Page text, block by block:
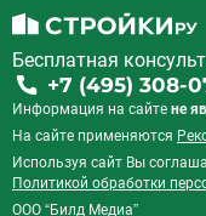
Бесплатная
+7 (495) 308-
Информация на сайте не
На сайте применяются
Используя сайт Вы
Политикой обработки
ООО “Билд Медиа”